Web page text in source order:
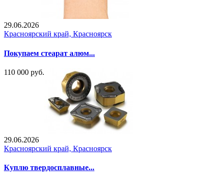
29.06.2026
Красноярский край, Красноярск
Покупаем стеарат алюм...
110 000 руб.
29.06.2026
Красноярский край, Красноярск
Куплю твердосплавные...